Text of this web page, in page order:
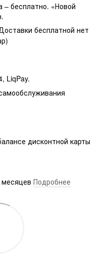
– бесплатно. «Новой
бесплатной нет
LiqPay.
дисконтной карты
месяцев Подробнее